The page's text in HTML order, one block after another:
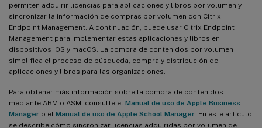
permiten adquirir licencias para aplicaciones y libros por volumen y
sincronizar la información de compras por volumen con Citrix
Endpoint Management. A continuación, puede usar Citrix Endpoint
Management para implementar estas aplicaciones y libros en
dispositivos iOS y macOS. La compra de contenidos por volumen
simplifica el proceso de búsqueda, compra y distribución de
aplicaciones y libros para las organizaciones.
Para obtener más información sobre la compra de contenidos
mediante ABM o ASM, consulte el Manual de uso de Apple Business
Manager o el Manual de uso de Apple School Manager . En este artículo
se describe cómo sincronizar licencias adquiridas por volumen de